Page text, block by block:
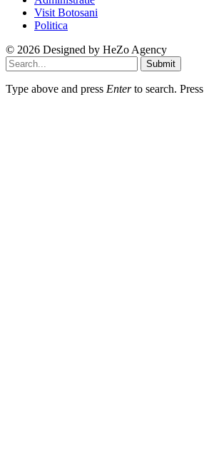
Visit Botosani
Politica
© 2026 Designed by HeZo Agency
Submit
Type above and press Enterto search. Press